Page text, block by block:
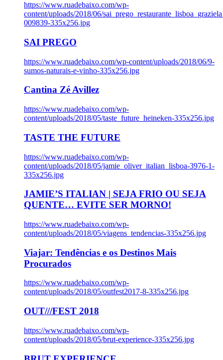
https://www.ruadebaixo.com/wp-
content/uploads/2018/06/
009839-335x256.jpg
SAI PREGO
https://www.ruadebaixo.com/wp-content/uploads/2018/06/9-
sumos-naturais-e-vinho-335x256.jpg
Cantina Zé Avillez
https://www.ruadebaixo.com/wp-
content/uploads/2018/05/taste_future_heineken-335x256.jpg
TASTE THE FUTURE
https://www.ruadebaixo.com/wp-
content/uploads/2018/05/jamie_oliver_italian_lisboa-3976-1-
335x256.jpg
JAMIE’S ITALIAN | SEJA FRIO OU SEJA
QUENTE… EVITE SER MORNO!
https://www.ruadebaixo.com/wp-
content/uploads/2018/05/viagens_tendencias-335x256.jpg
Viajar: Tendências e os Destinos Mais
Procurados
https://www.ruadebaixo.com/wp-
content/uploads/2018/05/outfest2017-8-335x256.jpg
OUT///FEST 2018
https://www.ruadebaixo.com/wp-
content/uploads/2018/05/brut-experience-335x256.jpg